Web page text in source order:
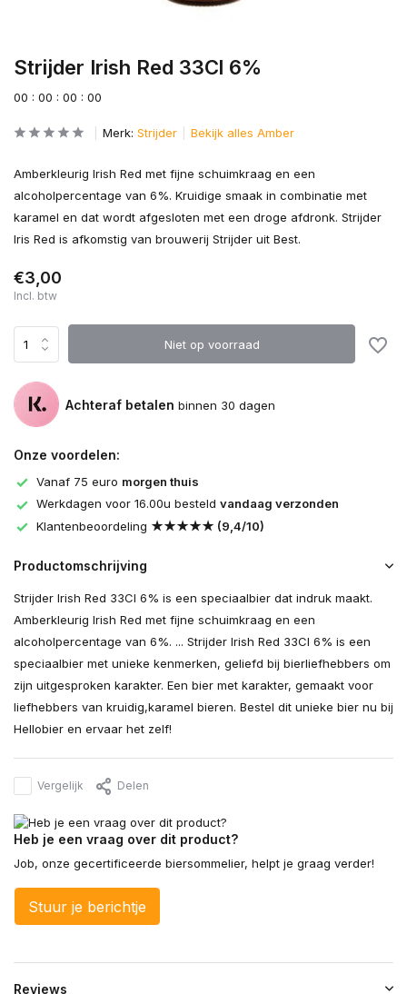
Strijder Irish Red 33Cl 6%
00 : 00 : 00 : 00
Merk: Strijder Bekijk alles Amber
Amberkleurig Irish Red met fijne schuimkraag en een
alcoholpercentage van 6%. Kruidige smaak in combinatie met
karamel en dat wordt afgesloten met een droge afdronk. Strijder
Iris Red is afkomstig van brouwerij Strijder uit Best.
€3,00
Incl. btw
Niet op voorraad
Achteraf betalen binnen 30 dagen
Onze voordelen:
Vanaf 75 euro morgen thuis
Werkdagen voor 16.00u besteld vandaag verzonden
Klantenbeoordeling ★★★★★ (9,4/10)
Productomschrijving
Strijder Irish Red 33Cl 6% is een speciaalbier dat indruk maakt.
Amberkleurig Irish Red met fijne schuimkraag en een
alcoholpercentage van 6%. ... Strijder Irish Red 33Cl 6% is een
speciaalbier met unieke kenmerken, geliefd bij bierliefhebbers om
zijn uitgesproken karakter. Een bier met karakter, gemaakt voor
liefhebbers van kruidig,karamel bieren. Bestel dit unieke bier nu bij
Hellobier en ervaar het zelf!
Vergelijk Delen
Heb je een vraag over dit product?
Job, onze gecertificeerde biersommelier, helpt je graag verder!
Stuur je berichtje
Reviews